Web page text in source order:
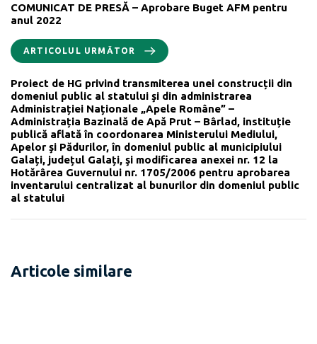
COMUNICAT DE PRESĂ – Aprobare Buget AFM pentru
anul 2022
ARTICOLUL URMĂTOR
Proiect de HG privind transmiterea unei construcții din
domeniul public al statului şi din administrarea
Administrației Naționale „Apele Române” –
Administrația Bazinală de Apă Prut – Bârlad, instituție
publică aflată în coordonarea Ministerului Mediului,
Apelor şi Pădurilor, în domeniul public al municipiului
Galați, județul Galați, şi modificarea anexei nr. 12 la
Hotărârea Guvernului nr. 1705/2006 pentru aprobarea
inventarului centralizat al bunurilor din domeniul public
al statului
Articole similare